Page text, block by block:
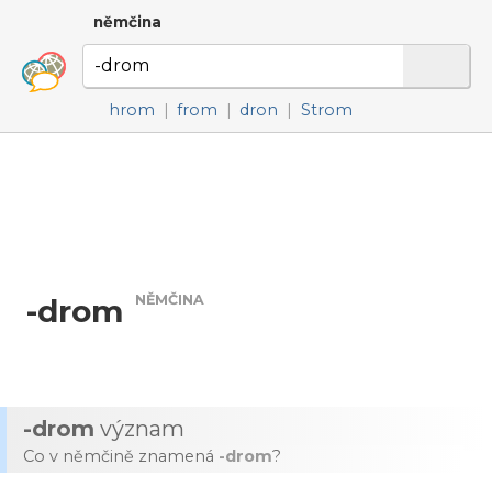
němčina
hrom | from | dron | Strom
-drom NĚMČINA
-drom význam
Co v němčině znamená -drom?